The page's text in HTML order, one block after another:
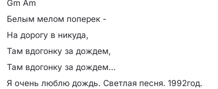
Gm Am
Белым мелом поперек -
На дорогу в никуда,
Там вдогонку за дождем,
Там вдогонку за дождем...
Я очень люблю дождь. Светлая песня. 1992год.